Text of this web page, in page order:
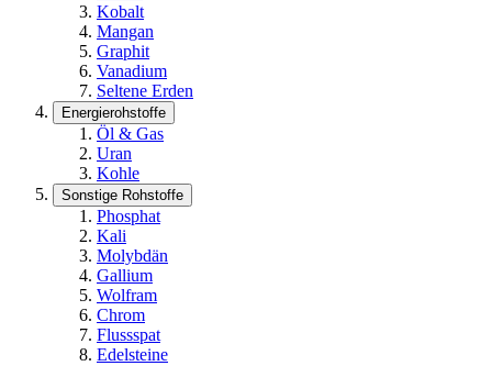
Kobalt
Mangan
Graphit
Vanadium
Seltene Erden
Energierohstoffe
Öl & Gas
Uran
Kohle
Sonstige Rohstoffe
Phosphat
Kali
Molybdän
Gallium
Wolfram
Chrom
Flussspat
Edelsteine